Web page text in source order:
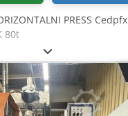
PRESS Cedpfx
80t